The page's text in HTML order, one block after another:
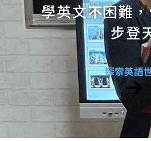
學英文不困難
步登
探索英語